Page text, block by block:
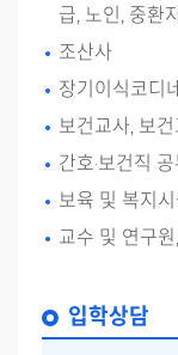
급, 노인, 중환
조산사
장기이식코디
보건교사, 보
간호·보건직
보육 및 복지
교수 및 연구
입학상담